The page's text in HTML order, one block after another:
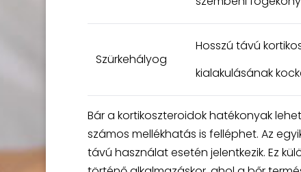
Szürkehályog
Hosszú távú
kialakulásának
Bár a kortikoszteroidok hatékonyak
számos mellékhatás is felléphet. Az
távú használat esetén jelentkezik. Ez